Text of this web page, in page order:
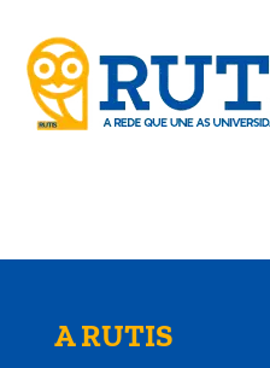
A RUTIS